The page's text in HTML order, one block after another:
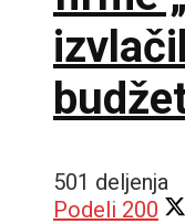
501 deljenja
Podeli 200